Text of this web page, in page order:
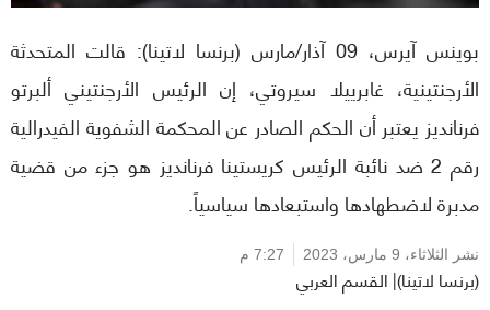
بوينس آيرس، 09 آذار/مارس (برنسا لاتينا): قالت المتحدثة
الأرجنتينية، غابرييلا سيروتي، إن الرئيس الأرجنتيني ألبرتو
فرنانديز يعتبر أن الحكم الصادر عن المحكمة الشفوية الفيدرالية
رقم 2 ضد نائبة الرئيس كريستينا فرنانديز هو جزء من قضية
مدبرة لاضطهادها واستبعادها سياسياً.
نشر الثلاثاء، 9 مارس، 2023 7:27 م
(برنسا لاتينا)| القسم العربي